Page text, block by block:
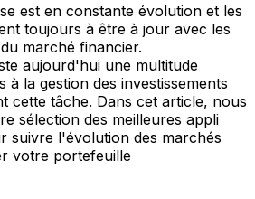
est en constante évolution et les
toujours à être à jour avec les
marché financier.
aujourd'hui une multitude
à la gestion des investissements
cette tâche. Dans cet article, nous
sélection des meilleures appli
suivre l'évolution des marchés
votre portefeuille